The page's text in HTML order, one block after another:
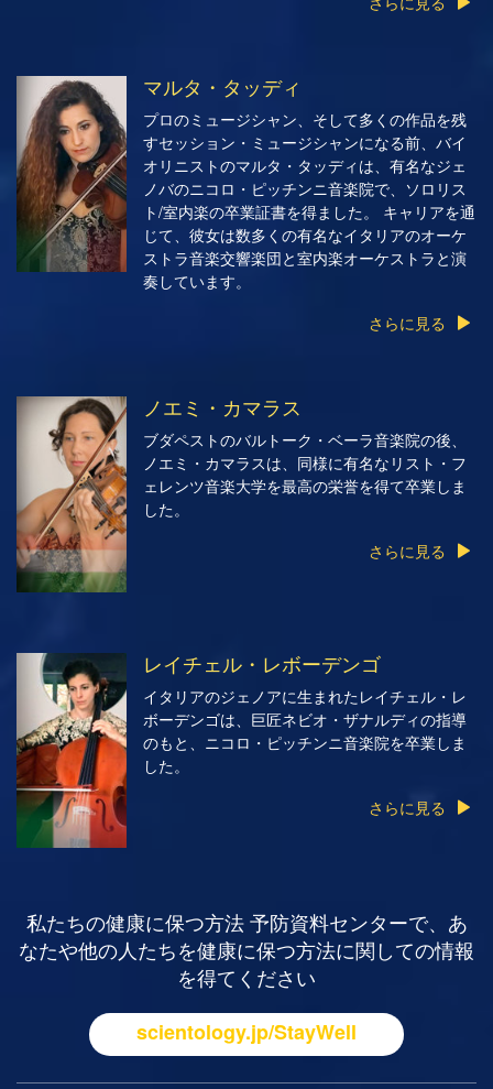
マルタ・タッディ
プロのミュージシャン、そして多くの作品を残
すセッション・ミュージシャンになる前、バイ
オリニストのマルタ・タッディは、有名なジェ
ノバのニコロ・ピッチンニ音楽院で、ソロリス
ト/室内楽の卒業証書を得ました。 キャリアを通
じて、彼女は数多くの有名なイタリアのオーケ
ストラ音楽交響楽団と室内楽オーケストラと演
奏しています。
さらに見る
ノエミ・カマラス
ブダペストのバルトーク・ベーラ音楽院の後、
ノエミ・カマラスは、同様に有名なリスト・フ
ェレンツ音楽大学を最高の栄誉を得て卒業しま
した。
さらに見る
レイチェル・レボーデンゴ
イタリアのジェノアに生まれたレイチェル・レ
ボーデンゴは、巨匠ネビオ・ザナルディの指導
のもと、ニコロ・ピッチンニ音楽院を卒業しま
した。
さらに見る
私たちの健康に保つ方法 予防資料センターで、あ
なたや他の人たちを健康に保つ方法に関しての情報
を得てください
scientology.jp/StayWell